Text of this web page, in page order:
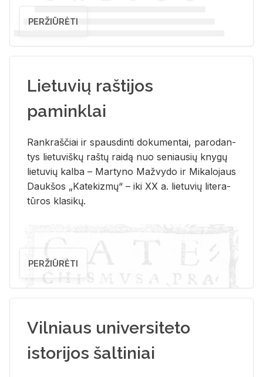
PERŽIŪRĖTI
Lietuvių raštijos
paminklai
Rank­raš­čiai ir spaus­din­ti do­ku­men­tai, pa­ro­dan­
tys lie­tu­viš­kų raš­tų rai­dą nuo se­niau­sių kny­gų
lie­tu­vių kal­ba – Mar­ty­no Ma­žvy­do ir Mi­ka­lo­jaus
Dauk­šos „Ka­te­kiz­mų“ – iki XX a. lie­tu­vių li­te­ra­
tū­ros kla­si­kų.
PERŽIŪRĖTI
Vilniaus universiteto
istorijos šaltiniai